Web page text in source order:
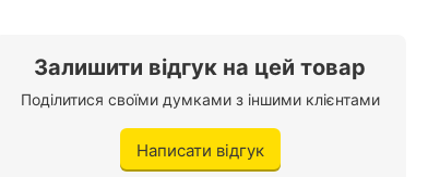
Залишити відгук на цей товар
Поділитися своїми думками з іншими клієнтами
Написати відгук